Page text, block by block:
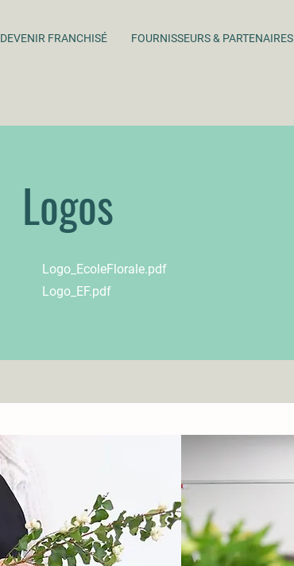
DEVENIR FRANCHISÉ FOURNISSEURS & PARTENAIRES
Logos
Logo_EcoleFlorale.pdf
Logo_EF.pdf